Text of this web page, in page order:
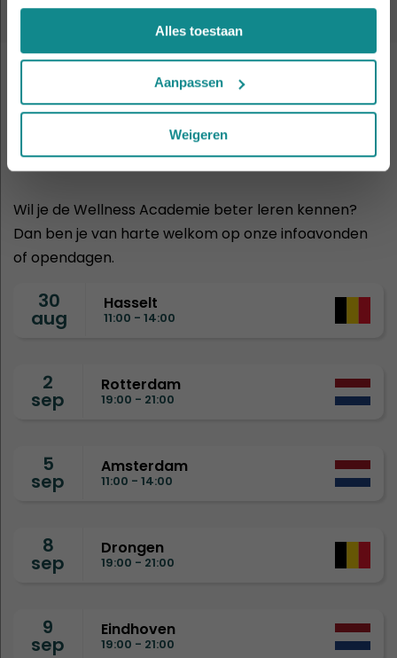
Alles toestaan
Aanpassen
Weigeren
KOM EENS KENNISMAKEN
Volgende
infoavonden
Wil je de Wellness Academie beter leren kennen?
Dan ben je van harte welkom op onze infoavonden
of opendagen.
30
aug
Hasselt
11:00 - 14:00
2
sep
Rotterdam
19:00 - 21:00
5
sep
Amsterdam
11:00 - 14:00
8
sep
Drongen
19:00 - 21:00
9
sep
Eindhoven
19:00 - 21:00